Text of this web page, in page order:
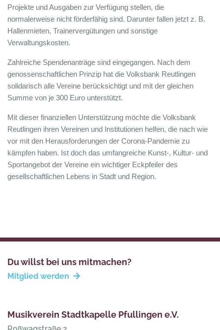
Projekte und Ausgaben zur Verfügung stellen, die
normalerweise nicht förderfähig sind. Darunter fallen jetzt z. B.
Hallenmieten, Trainervergütungen und sonstige
Verwaltungskosten.
Zahlreiche Spendenanträge sind eingegangen. Nach dem
genossenschaftlichen Prinzip hat die Volksbank Reutlingen
solidarisch alle Vereine berücksichtigt und mit der gleichen
Summe von je 300 Euro unterstützt.
Mit dieser finanziellen Unterstützung möchte die Volksbank
Reutlingen ihren Vereinen und Institutionen helfen, die nach wie
vor mit den Herausforderungen der Corona-Pandemie zu
kämpfen haben. Ist doch das umfangreiche Kunst-, Kultur- und
Sportangebot der Vereine ein wichtiger Eckpfeiler des
gesellschaftlichen Lebens in Stadt und Region.
Du willst bei uns mitmachen?
Mitglied werden
Musikverein Stadtkapelle Pfullingen e.V.